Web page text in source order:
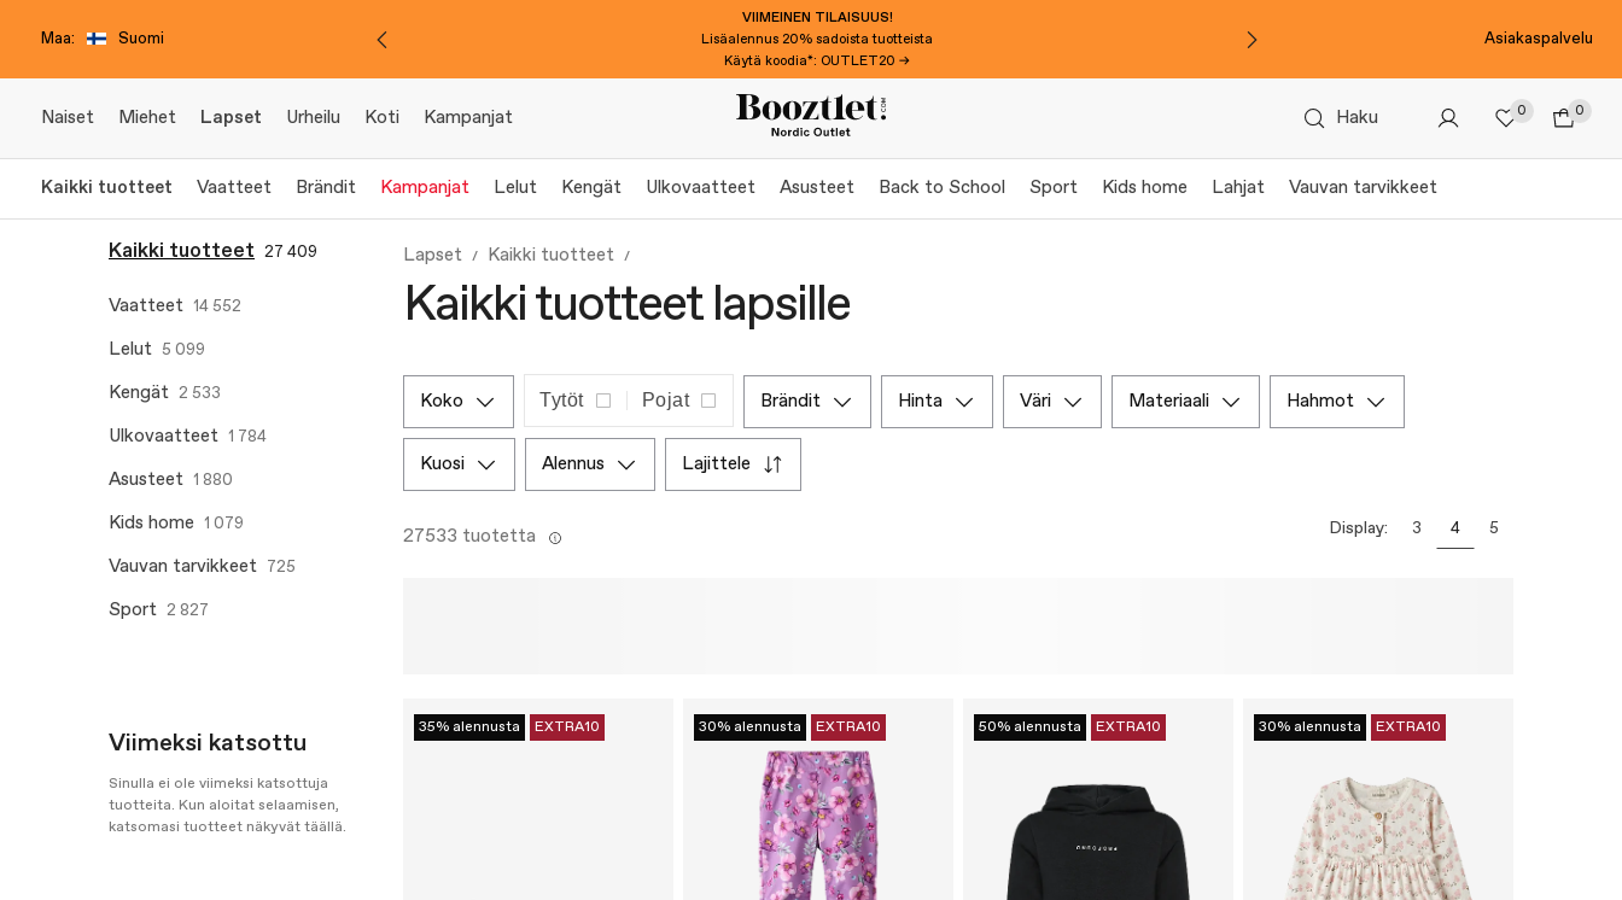
Maa: Suomi
VIIMEINEN TILAISUUS!
Lisäalennus 20% sadoista tuotteista
Käytä koodia*: OUTLET20 →
Asiakaspalvelu
Naiset Miehet Lapset Urheilu Koti Kampanjat Haku 0 0
Kaikki tuotteet Vaatteet Brändit Kampanjat Lelut Kengät Ulkovaatteet Asusteet Back to School Sport Kids home Lahjat Vauvan tarvikkeet
Kaikki tuotteet 27 409
Vaatteet 14 552
Lelut 5 099
Kengät 2 533
Ulkovaatteet 1 784
Asusteet 1 880
Kids home 1 079
Vauvan tarvikkeet 725
Sport 2 827
Viimeksi katsottu
Sinulla ei ole viimeksi katsottuja
tuotteita. Kun aloitat selaamisen,
katsomasi tuotteet näkyvät täällä.
Lapset Kaikki tuotteet
Kaikki tuotteet lapsille
koko Tytöt Pojat brändit hinta väri materiaali hahmot
kuosi alennus lajittele
27533 tuotetta Display: 3 4 5
35% alennusta EXTRA10 30% alennusta EXTRA10 50% alennusta EXTRA10 30% alennusta EXTRA10